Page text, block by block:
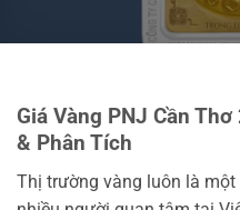
Giá Vàng PNJ Cần
& Phân Tích
Thị trường vàng luôn là